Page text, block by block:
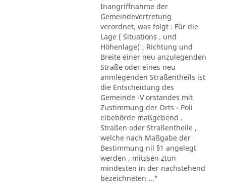
Inangriffnahme der
Gemeindevertretung
verordnet, was folgt : Für die
Lage ( Situations . und
Höhenlage)', Richtung und
Breite einer neu anzulegenden
Straße oder eines neu
anmlegenden Straßentheils ist
die Entscheidung des
Gemeinde -V orstandes mit
Zustimmung der Orts - Poli
eibebörde maßgebend .
Straßen oder Straßentheile ,
welche nach Maßgabe der
Bestimmung nil §1 angelegt
werden , mitssen ztun
mindesten in der nachstehend
bezeichneten ..."